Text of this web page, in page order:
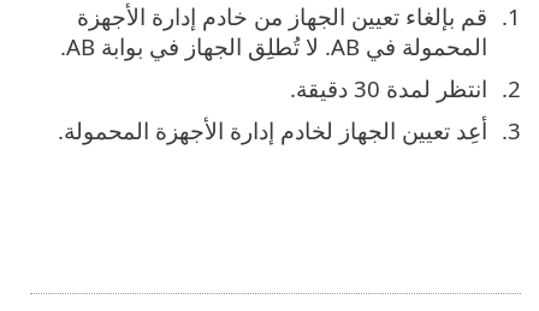
قم بإلغاء تعيين الجهاز من خادم إدارة الأجهزة
المحمولة في AB. لا تُطلِق الجهاز في بوابة AB.
انتظر لمدة 30 دقيقة.
أعِد تعيين الجهاز لخادم إدارة الأجهزة المحمولة.